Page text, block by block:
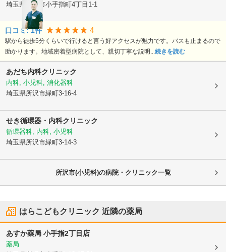
埼玉県所沢市小手指町4丁目1-1
口コミ:1件 4
駅から徒歩5分くらいで行けると言う好アクセスが魅力です。バスも止まるので
助かります。地域密着型病院として、親切丁寧な説明...続きを読む
あだち内科クリニック
内科, 小児科, 消化器科
埼玉県所沢市緑町3-16-4
せき循環器・内科クリニック
循環器科, 内科, 小児科
埼玉県所沢市緑町3-14-3
所沢市(小児科)の病院・クリニック一覧
はらこどもクリニック 近隣の薬局
あすか薬局 小手指2丁目店
薬局